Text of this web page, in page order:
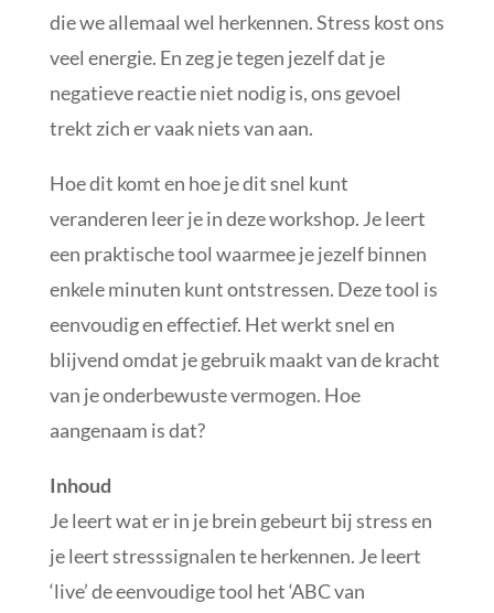
die we allemaal wel herkennen. Stress kost ons
veel energie. En zeg je tegen jezelf dat je
negatieve reactie niet nodig is, ons gevoel
trekt zich er vaak niets van aan.
Hoe dit komt en hoe je dit snel kunt
veranderen leer je in deze workshop. Je leert
een praktische tool waarmee je jezelf binnen
enkele minuten kunt ontstressen. Deze tool is
eenvoudig en effectief. Het werkt snel en
blijvend omdat je gebruik maakt van de kracht
van je onderbewuste vermogen. Hoe
aangenaam is dat?
Inhoud
Je leert wat er in je brein gebeurt bij stress en
je leert stresssignalen te herkennen. Je leert
‘live’ de eenvoudige tool het ‘ABC van